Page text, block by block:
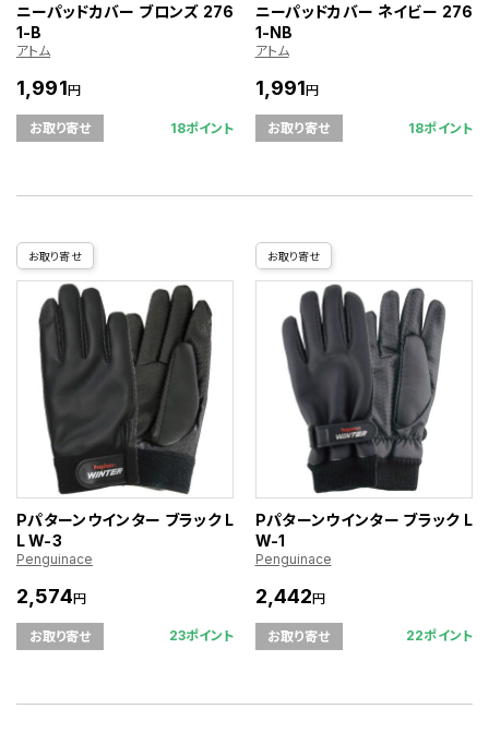
ニーパッドカバー ブロンズ 276
1-B
アトム
1,991円
お取り寄せ 18ポイント
ニーパッドカバー ネイビー 276
1-NB
アトム
1,991円
お取り寄せ 18ポイント
お取り寄せ
Pパターンウインター ブラック L
L W-3
Penguinace
2,574円
お取り寄せ 23ポイント
お取り寄せ
Pパターンウインター ブラック L
W-1
Penguinace
2,442円
お取り寄せ 22ポイント